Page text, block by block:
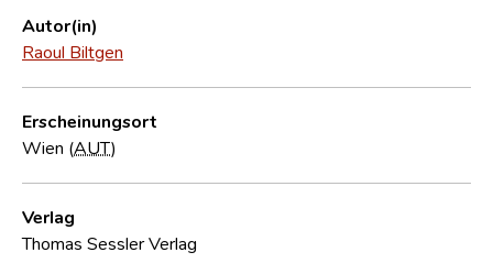
Forschungsgruppe
Kontakt
Autor(in)
Raoul Biltgen
Erscheinungsort
Wien (AUT)
Verlag
Thomas Sessler Verlag